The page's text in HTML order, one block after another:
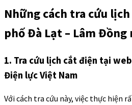
Những cách tra cứu
phố Đà Lạt – Lâm
1. Tra cứu lịch cắt điện tại
Điện lực Việt Nam
Với cách tra cứu này, việc thực hiện